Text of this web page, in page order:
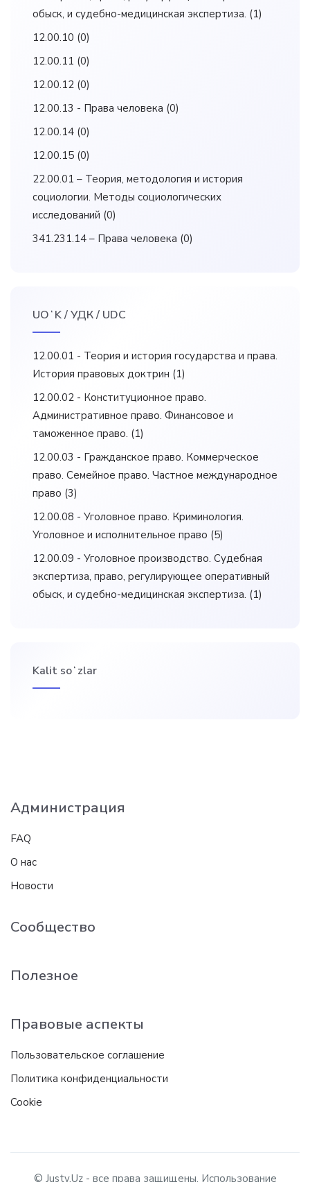
обыск, и судебно-медицинская экспертиза. (1)
12.00.10 (0)
12.00.11 (0)
12.00.12 (0)
12.00.13 - Права человека (0)
12.00.14 (0)
12.00.15 (0)
22.00.01 – Теория, методология и история
социологии. Методы социологических
исследований (0)
341.231.14 – Права человека (0)
UOʻK / УДК / UDC
12.00.01 - Теория и история государства и права.
История правовых доктрин (1)
12.00.02 - Конституционное право.
Административное право. Финансовое и
таможенное право. (1)
12.00.03 - Гражданское право. Коммерческое
право. Семейное право. Частное международное
право (3)
12.00.08 - Уголовное право. Криминология.
Уголовное и исполнительное право (5)
12.00.09 - Уголовное производство. Судебная
экспертиза, право, регулирующее оперативный
обыск, и судебно-медицинская экспертиза. (1)
Kalit soʻzlar
Администрация
FAQ
О нас
Новости
Сообщество
Полезное
Правовые аспекты
Пользовательское соглашение
Политика конфиденциальности
Cookie
© Justy.Uz - все права защищены. Использование